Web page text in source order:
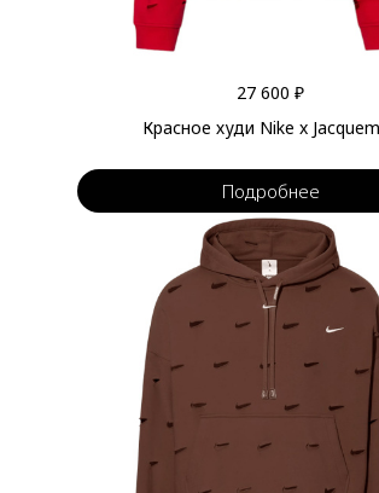
27 600 ₽
Красное худи Nike x
Подробнее